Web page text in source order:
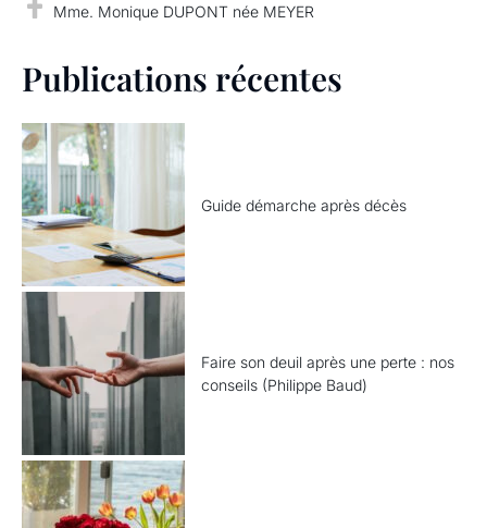
Mme. Monique DUPONT née MEYER
Publications récentes
Guide démarche après décès
Faire son deuil après une perte : nos
conseils (Philippe Baud)